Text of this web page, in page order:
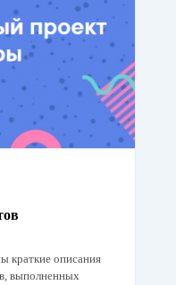
краткие описания
выполненных